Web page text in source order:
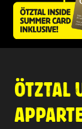
ÖTZTAL